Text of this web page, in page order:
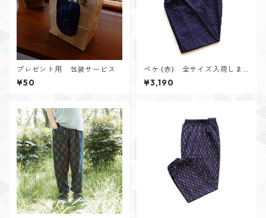
プレゼント用 包装サービス
¥50
ペケ (赤) 全サイズ入荷しま
した！
¥3,190